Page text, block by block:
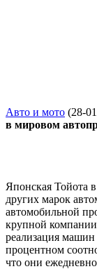
Авто и мото (28-
в мировом
Японская Тойота
других марок
автомобильной
крупной
реализация
процентном
что они